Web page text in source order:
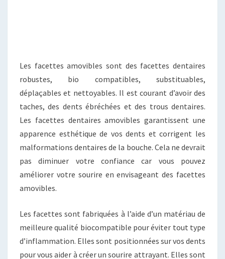
Les facettes amovibles sont des facettes dentaires
robustes, bio compatibles, substituables,
déplaçables et nettoyables. Il est courant d’avoir des
taches, des dents ébréchées et des trous dentaires.
Les facettes dentaires amovibles garantissent une
apparence esthétique de vos dents et corrigent les
malformations dentaires de la bouche. Cela ne devrait
pas diminuer votre confiance car vous pouvez
améliorer votre sourire en envisageant des facettes
amovibles.
Les facettes sont fabriquées à l’aide d’un matériau de
meilleure qualité biocompatible pour éviter tout type
d’inflammation. Elles sont positionnées sur vos dents
pour vous aider à créer un sourire attrayant. Elles sont